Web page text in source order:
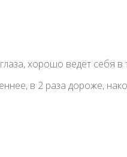
хорошо ведёт себя в
в 2 раза дороже,